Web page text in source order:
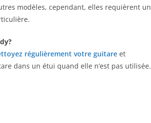
modèles,⁢ cependant, elles requièrent un
régulièrement ‌votre guitare et
dans un ⁣étui quand elle n’est pas ⁢utilisée.